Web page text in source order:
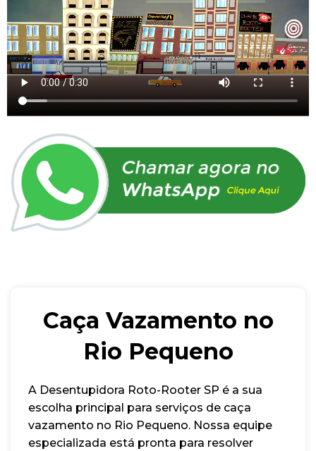
Caça Vazamento no
Rio Pequeno
A Desentupidora Roto-Rooter SP é a sua
escolha principal para serviços de caça
vazamento no Rio Pequeno. Nossa equipe
especializada está pronta para resolver